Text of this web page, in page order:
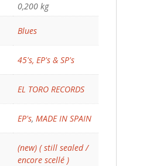
0,200 kg
Blues
45's, EP's & SP's
EL TORO RECORDS
EP's, MADE IN SPAIN
(new) ( still sealed /
encore scellé )